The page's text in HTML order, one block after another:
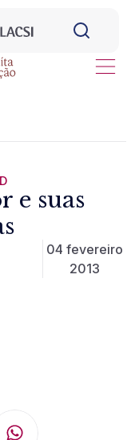
e suas
04 fevereiro
2013